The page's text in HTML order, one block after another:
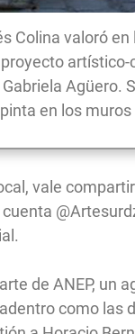
Colina valoró
Agüero.
en los muros
vale
de ANEP, un
como las